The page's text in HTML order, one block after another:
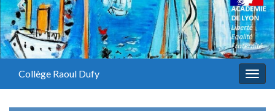
Collège Raoul Dufy
Panneau de gestion des cookies